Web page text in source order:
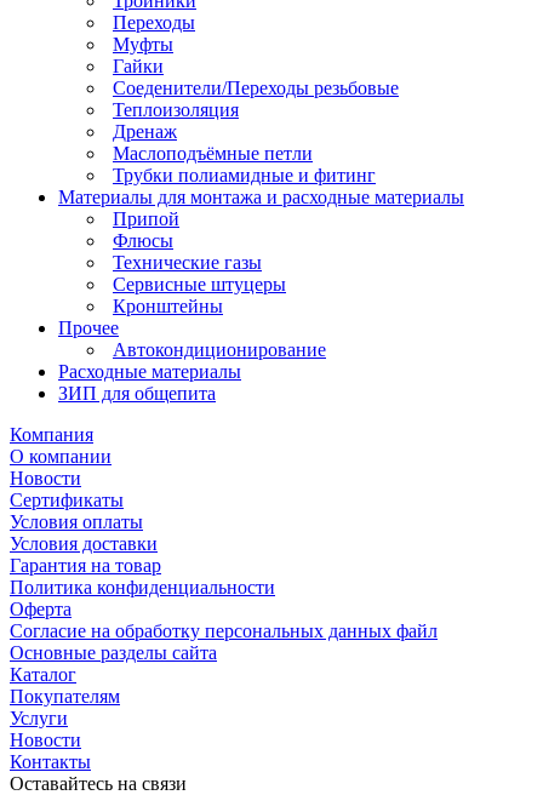
Переходы
Муфты
Гайки
Соеденители/Переходы резьбовые
Теплоизоляция
Дренаж
Маслоподъёмные петли
Трубки полиамидные и фитинг
Материалы для монтажа и расходные материалы
Припой
Флюсы
Технические газы
Сервисные штуцеры
Кронштейны
Прочее
Автокондиционирование
Расходные материалы
ЗИП для общепита
Компания
О компании
Новости
Сертификаты
Условия оплаты
Условия доставки
Гарантия на товар
Политика конфиденциальности
Оферта
Согласие на обработку персональных данных файл
Основные разделы сайта
Каталог
Покупателям
Услуги
Новости
Контакты
Оставайтесь на связи